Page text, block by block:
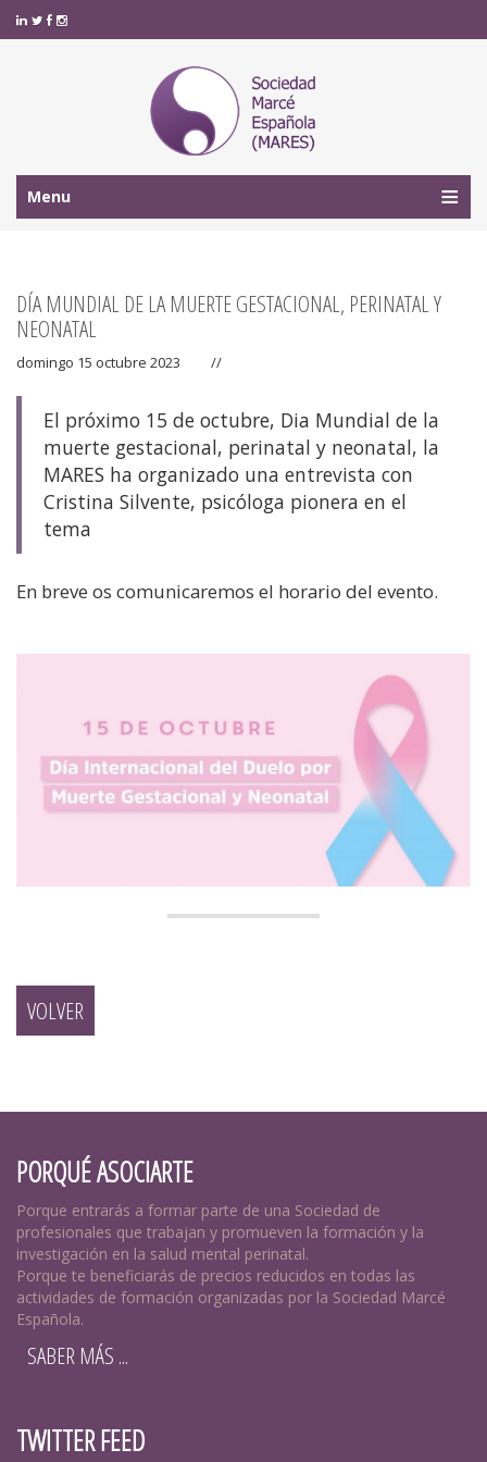
Menu
DÍA MUNDIAL DE LA MUERTE GESTACIONAL, PERINATAL Y
NEONATAL
domingo 15 octubre 2023 //
El próximo 15 de octubre, Dia Mundial de la
muerte gestacional, perinatal y neonatal, la
MARES ha organizado una entrevista con
Cristina Silvente, psicóloga pionera en el
tema
En breve os comunicaremos el horario del evento.
VOLVER
PORQUÉ ASOCIARTE
Porque entrarás a formar parte de una Sociedad de
profesionales que trabajan y promueven la formación y la
investigación en la salud mental perinatal.
Porque te beneficiarás de precios reducidos en todas las
actividades de formación organizadas por la Sociedad Marcé
Española.
SABER MÁS ...
TWITTER FEED